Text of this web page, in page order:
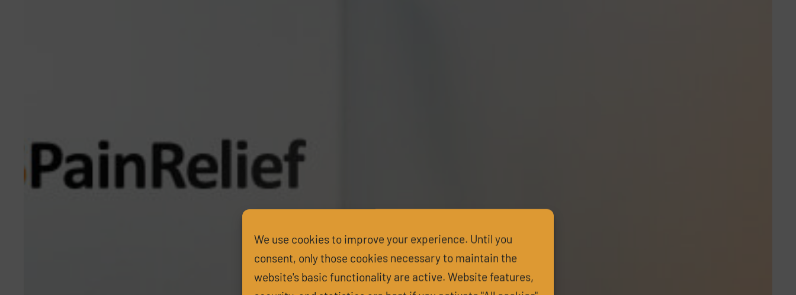
We use cookies to improve your experience. Until you
consent, only those cookies necessary to maintain the
website's basic functionality are active. Website features,